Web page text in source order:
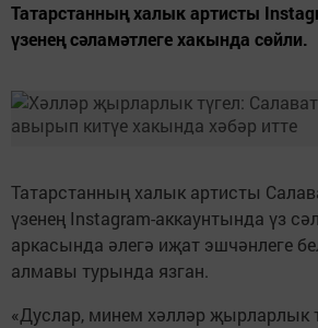
Татарстанның халык артисты
үзенең сәламәтлеге хакында сөйли.
Татарстанның халык артисты
үзенең Instagram-аккаунтында үз
аркасында әлегә иҗат эшчәнлеге
алмавы турында язган.
«Дуслар, минем хәлләр җырларлык